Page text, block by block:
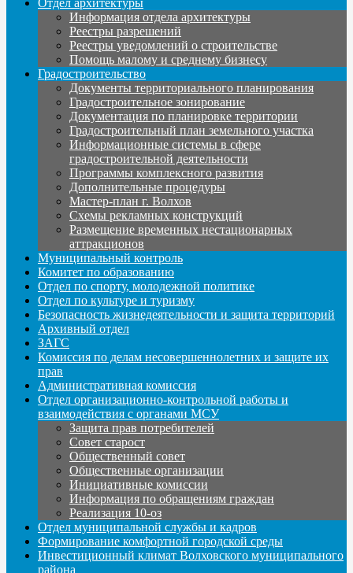
Информация отдела архитектуры
Реестры разрешений
Реестры уведомлений о строительстве
Помощь малому и среднему бизнесу
Градостроительство
Документы территориального планирования
Градостроительное зонирование
Документация по планировке территории
Градостроительный план земельного участка
Информационные системы в сфере
градостроительной деятельности
Программы комплексного развития
Дополнительные процедуры
Мастер-план г. Волхов
Схемы рекламных конструкций
Размещение временных нестационарных
аттракционов
Муниципальный контроль
Комитет по образованию
Отдел по спорту, молодежной политике
Отдел по культуре и туризму
Безопасность жизнедеятельности и защита территорий
Архивный отдел
ЗАГС
Комиссия по делам несовершеннолетних и защите их
прав
Административная комиссия
Отдел организационно-контрольной работы и
взаимодействия с органами МСУ
Защита прав потребителей
Совет старост
Общественный совет
Общественные организации
Инициативные комиссии
Информация по обращениям граждан
Реализация 10-оз
Отдел муниципальной службы и кадров
Формирование комфортной городской среды
Инвестиционный климат Волховского муниципального
района